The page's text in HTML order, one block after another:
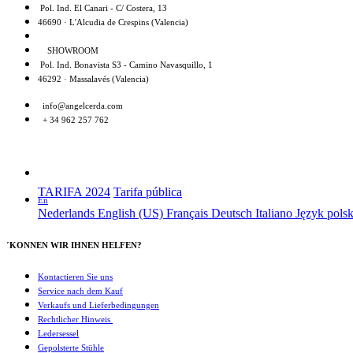
Pol. Ind. El Canari - C/ Costera, 13
46690 · L'Alcudia de Crespins (Valencia)
SHOWROOM
Pol. Ind. Bonavista S3 - Camino Navasquillo, 1
46292 · Massalavés (Valencia)
info@angelcerda.com
+ 34 962 257 762
TARIFA 2024 Tarifa pública
En
Nederlands English (US) Français Deutsch Italiano Język
´KONNEN WIR IHNEN HELFEN?
Kontactieren Sie uns
Service nach dem Kauf
Verkaufs und Lieferbedingungen
Rechtlicher Hinweis
Ledersessel
Gepolsterte Stühle